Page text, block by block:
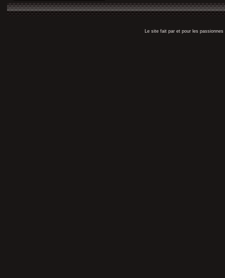
Le site fait par et pour les